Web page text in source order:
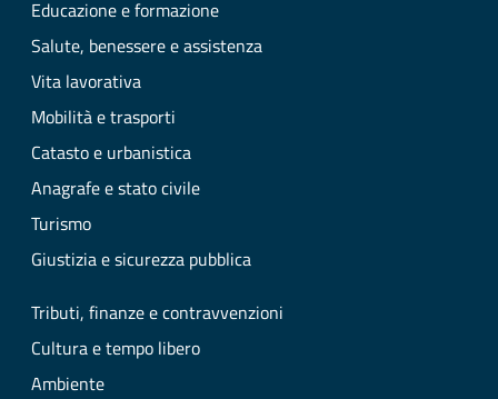
Educazione e formazione
Salute, benessere e assistenza
Vita lavorativa
Mobilità e trasporti
Catasto e urbanistica
Anagrafe e stato civile
Turismo
Giustizia e sicurezza pubblica
Tributi, finanze e contravvenzioni
Cultura e tempo libero
Ambiente